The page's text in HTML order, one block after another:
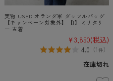
実物 USED オランダ軍 ダッフルバッグ
【キャンペーン対象外】【I】ミリタリ
ー 古着
¥3,850(税込)
4.0 （1件）
在庫切れ